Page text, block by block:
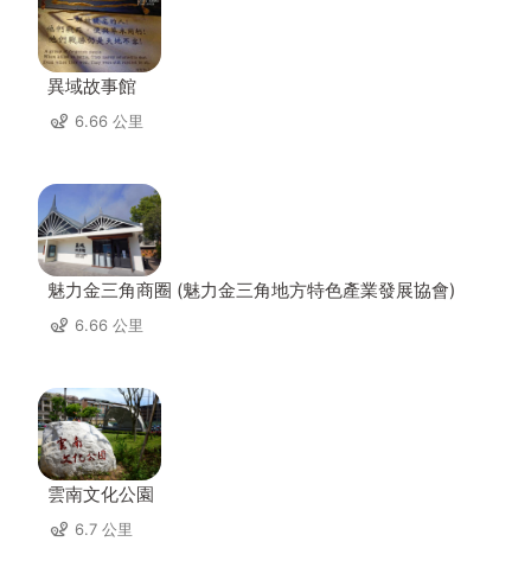
異域故事館
6.66 公里
魅力金三角商圈 (魅力金三角地方特色產業發展協會)
6.66 公里
雲南文化公園
6.7 公里